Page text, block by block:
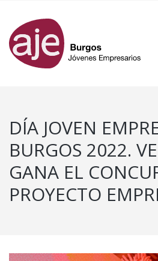
DÍA JOVEN
BURGOS 2022.
GANA EL
PROYECTO